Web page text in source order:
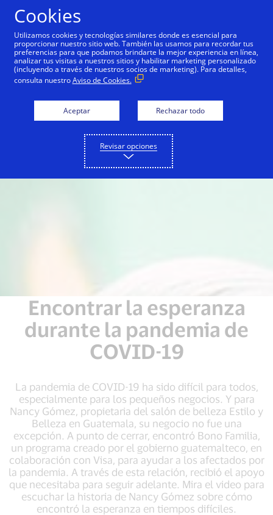
Encontrar la esperanza
durante la pandemia de
COVID-19
La pandemia de COVID-19 ha sido difícil para todos,
especialmente para los pequeños negocios. Y para
Nancy Gómez, propietaria del salón de belleza Estilo y
Belleza en Guatemala, su negocio no fue una
excepción. A punto de cerrar, encontró Bono Familia,
un programa creado por el gobierno guatemalteco, en
colaboración con Visa, para ayudar a los afectados por
la pandemia. A través de esta relación, recibió el apoyo
que necesitaba para seguir adelante. Mira el video para
escuchar la historia de Nancy Gómez sobre cómo
encontró la esperanza en tiempos difíciles.
Cookies
Utilizamos cookies y tecnologías similares donde es esencial para
proporcionar nuestro sitio web. También las usamos para recordar tus
preferencias para que podamos brindarte la mejor experiencia en línea,
analizar tus visitas a nuestros sitios y habilitar marketing personalizado
(incluyendo a través de nuestros socios de marketing). Para detalles,
consulta nuestroAviso de Cookies.
Aceptar Rechazar todo
Revisar opciones